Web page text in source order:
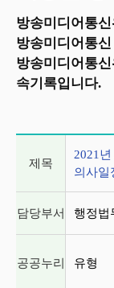
방송미디어통
방송미디어통
방송미디어통
속기록입니다.
제목
2021
의사일
담당부서 행정법
공공누리 유형